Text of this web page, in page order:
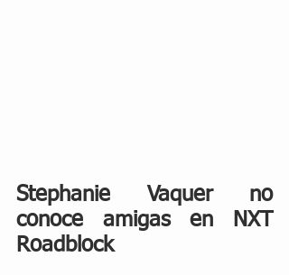
Stephanie Vaquer no
conoce amigas en NXT
Roadblock